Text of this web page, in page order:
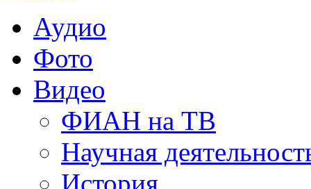
Аудио
Фото
Видео
ФИАН на ТВ
Научная
История